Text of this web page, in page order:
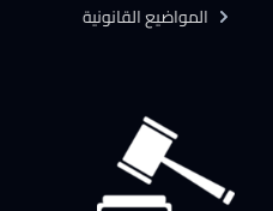
المواضيع القانونية